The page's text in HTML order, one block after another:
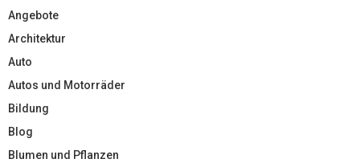
Angebote
Architektur
Auto
Autos und Motorräder
Bildung
Blog
Blumen und Pflanzen